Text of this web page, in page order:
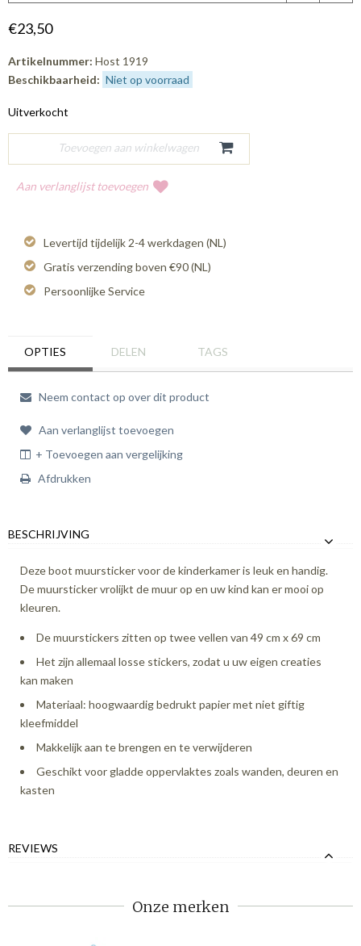
€23,50
Artikelnummer: Host 1919
Beschikbaarheid: Niet op voorraad
Uitverkocht
Aan verlanglijst toevoegen
Levertijd tijdelijk 2-4 werkdagen (NL)
Gratis verzending boven €90 (NL)
Persoonlijke Service
OPTIES DELEN TAGS
Neem contact op over dit product
Aan verlanglijst toevoegen
+ Toevoegen aan vergelijking
Afdrukken
BESCHRIJVING
Deze boot muursticker voor de kinderkamer is leuk en handig.
De muursticker vrolijkt de muur op en uw kind kan er mooi op
kleuren.
De muurstickers zitten op twee vellen van 49 cm x 69 cm
Het zijn allemaal losse stickers, zodat u uw eigen creaties
kan maken
Materiaal: hoogwaardig bedrukt papier met niet giftig
kleefmiddel
Makkelijk aan te brengen en te verwijderen
Geschikt voor gladde oppervlaktes zoals wanden, deuren en
kasten
REVIEWS
Onze merken